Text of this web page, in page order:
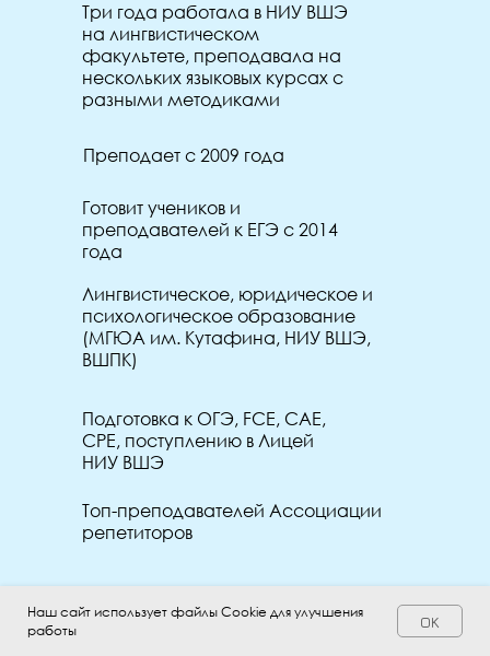
Лингвистическое, юридическое и
психологическое образование
(МГЮА им. Кутафина, НИУ ВШЭ,
ВШПК)
@angloalla
Преподает с 2009 года
Готовит учеников и
преподавателей к ЕГЭ с 2014
года
Подготовка к ОГЭ, FCE, CAE,
CPE, поступлению в Лицей
НИУ ВШЭ
Три года работала в НИУ ВШЭ
на лингвистическом
факультете, преподавала на
нескольких языковых курсах с
разными методиками
Топ-преподавателей Ассоциации
репетиторов
Наш сайт использует файлы Cookie для улучшения
работы
OK